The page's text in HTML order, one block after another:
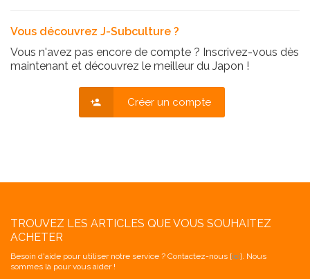
Vous découvrez J-Subculture ?
Vous n'avez pas encore de compte ? Inscrivez-vous dès
maintenant et découvrez le meilleur du Japon !
Créer un compte
TROUVEZ LES ARTICLES QUE VOUS SOUHAITEZ
ACHETER
Besoin d'aide pour utiliser notre service ? Contactez-nous [ici]. Nous
sommes là pour vous aider !